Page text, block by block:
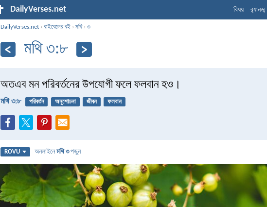
DailyVerses.net বিষয়
DailyVerses.net ›বাইবেলের বই ›মথি›৩
মথি ৩:৮
অতএব মন পরিবর্তনের উপযোগী ফলে ফলবান হও।
মথি ৩:৮ পরিবর্তন অনুশোচনা জীবন ফলবান
ROVU অনলাইনেমথি ৩পড়ুন